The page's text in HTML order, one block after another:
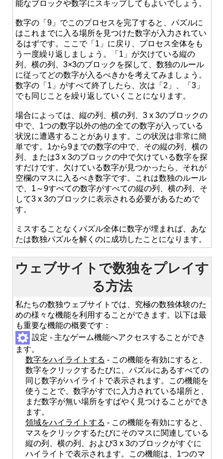
能なブロックや数字にスキップしてもよいでしょう。
数字の「9」でこのプロセスを完了すると、パズルに
はこれまでに入る場所を見つけた数字が入力されてい
るはずです。ここで「1」に戻り、プロセス全体をも
う一度繰り返しましょう。「1」が欠けている縦の
列、横の列、3×3のブロックを探して、数独のルール
に従ってどの数字が入るべきかを考えてみましょう。
数字の「1」がすべて終了したら、次は「2」、「3」
でも同じことを繰り返していくことになります。
場合によっては、縦の列、横の列、3 x 3のブロックの
中で、1つの数字以外の他の全ての数字が入っている
状況に遭遇することがあります。この状況は非常に簡
単です。1から9までの数字の中で、その縦の列、横の
列、または3 x 3のブロックの中で欠けている数字を探
すだけです。欠けている数字が見つかったら、それが
空欄のマスに入るべき数字です。これは数独のルール
で、1～9すべての数字がすべての縦の列、横の列、そ
して3 x 3のブロックに表示される必要があるためで
す。
ミスすることなくパズル全体に数字が埋まれば、あな
たは数独パズルを解くのに成功したことになります。
ウェブサイトで数独をプレイす
る方法
私たちの数独ウェブサイトでは、究極の数独体験のた
めの様々な機能を利用することができます。以下は最
も重要な機能の概要です：
設定 - 主なゲーム機能へアクセスすることができ
ます。
数字をハイライトする - この機能を有効にすると、
数字をクリックするたびに、パズルにあるすべての
同じ数字がハイライトで表示されます。この機能を
使うことで、数字がすでに入力されている場所と、
まだ数字が無い場所をすばやく見つけることができ
ます。
領域をハイライトする - この機能を有効にすると、
マスをクリックするたびにそのマスに関連している
縦の列、横の列、および3 x 3のブロックがすぐに
ハイライトで表示されます。この機能は、1つのマ